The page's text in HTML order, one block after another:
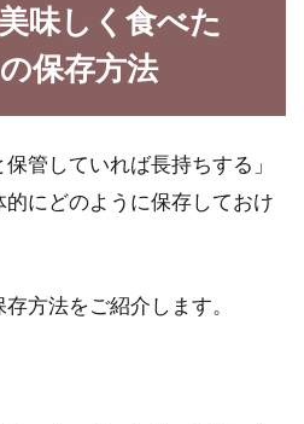
味しく食べた
保存方法
管していれば長持ちする」
にどのように保存しておけ
方法をご紹介します。